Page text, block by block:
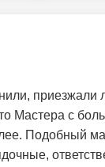
приезжали
Мастера с
Подобный